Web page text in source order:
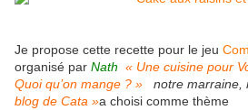
Je propose cette recette pour le jeu
organisé par Nath « Une cuisine pour
Quoi qu’on mange ? »
notre marraine,
blog de Cata »a choisi comme thème